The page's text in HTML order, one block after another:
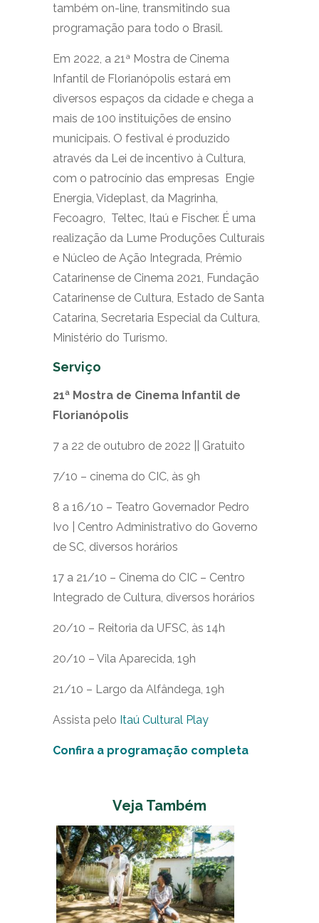
também on-line, transmitindo sua
programação para todo o Brasil.
Em 2022, a 21ª Mostra de Cinema
Infantil de Florianópolis estará em
diversos espaços da cidade e chega a
mais de 100 instituições de ensino
municipais. O festival é produzido
através da Lei de incentivo à Cultura,
com o patrocínio das empresas Engie
Energia, Videplast, da Magrinha,
Fecoagro, Teltec, Itaú e Fischer. É uma
realização da Lume Produções Culturais
e Núcleo de Ação Integrada, Prêmio
Catarinense de Cinema 2021, Fundação
Catarinense de Cultura, Estado de Santa
Catarina, Secretaria Especial da Cultura,
Ministério do Turismo.
Serviço
21ª Mostra de Cinema Infantil de
Florianópolis
7 a 22 de outubro de 2022 || Gratuito
7/10 – cinema do CIC, às 9h
8 a 16/10 – Teatro Governador Pedro
Ivo | Centro Administrativo do Governo
de SC, diversos horários
17 a 21/10 – Cinema do CIC – Centro
Integrado de Cultura, diversos horários
20/10 – Reitoria da UFSC, às 14h
20/10 – Vila Aparecida, 19h
21/10 – Largo da Alfândega, 19h
Assista pelo Itaú Cultural Play
Confira a programação completa
Veja Também